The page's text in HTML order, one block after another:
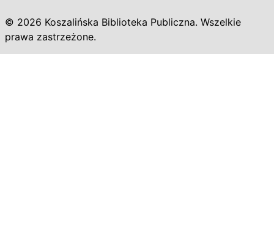
© 2026 Koszalińska Biblioteka Publiczna. Wszelkie
prawa zastrzeżone.